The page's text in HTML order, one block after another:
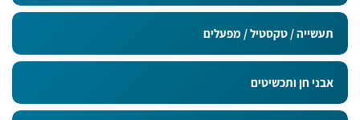
תעשייה / טקסטיל / מפעלים
אבני חן ותכשיטים